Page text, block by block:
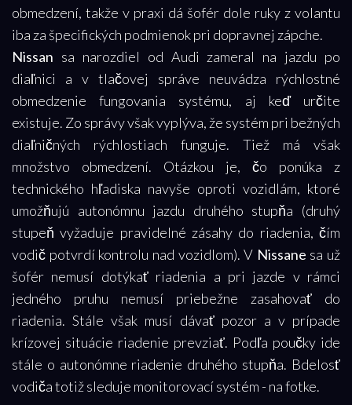
obmedzení, takže v praxi dá šofér dole ruky z volantu
iba za špecifických podmienok pri dopravnej zápche.
Nissan sa narozdiel od Audi zameral na jazdu po
diaľnici a v tlačovej správe neuvádza rýchlostné
obmedzenie fungovania systému, aj keď určite
existuje. Zo správy však vyplýva, že systém pri bežných
diaľničných rýchlostiach funguje. Tiež má však
množstvo obmedzení. Otázkou je, čo ponúka z
technického hľadiska navyše oproti vozidlám, ktoré
umožňujú autonómnu jazdu druhého stupňa (druhý
stupeň vyžaduje pravidelné zásahy do riadenia, čím
vodič potvrdí kontrolu nad vozidlom). V Nissane sa už
šofér nemusí dotýkať riadenia a pri jazde v rámci
jedného pruhu nemusí priebežne zasahovať do
riadenia. Stále však musí dávať pozor a v prípade
krízovej situácie riadenie prevziať. Podľa poučky ide
stále o autonómne riadenie druhého stupňa. Bdelosť
vodiča totiž sleduje monitorovací systém - na fotke.